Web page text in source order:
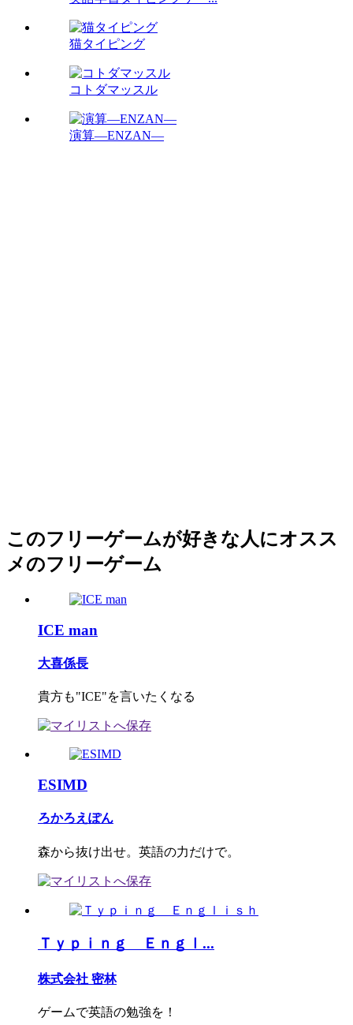
猫タイピング
コトダマッスル
演算―ENZAN―
このフリーゲームが好きな人にオスス
メのフリーゲーム
ICE man
大喜係長
貴方も"ICE"を言いたくなる
ESIMD
ろかろえぽん
森から抜け出せ。英語の力だけで。
Ｔｙｐｉｎｇ Ｅｎｇｌ...
株式会社 密林
ゲームで英語の勉強を！